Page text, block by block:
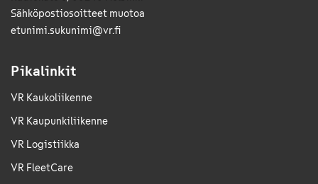
Sähkö­posti­osoitteet muotoa
etunimi.sukunimi@vr.fi
Pikalinkit
VR Kaukoliikenne
VR Kaupunkiliikenne
VR Logistiikka
VR FleetCare